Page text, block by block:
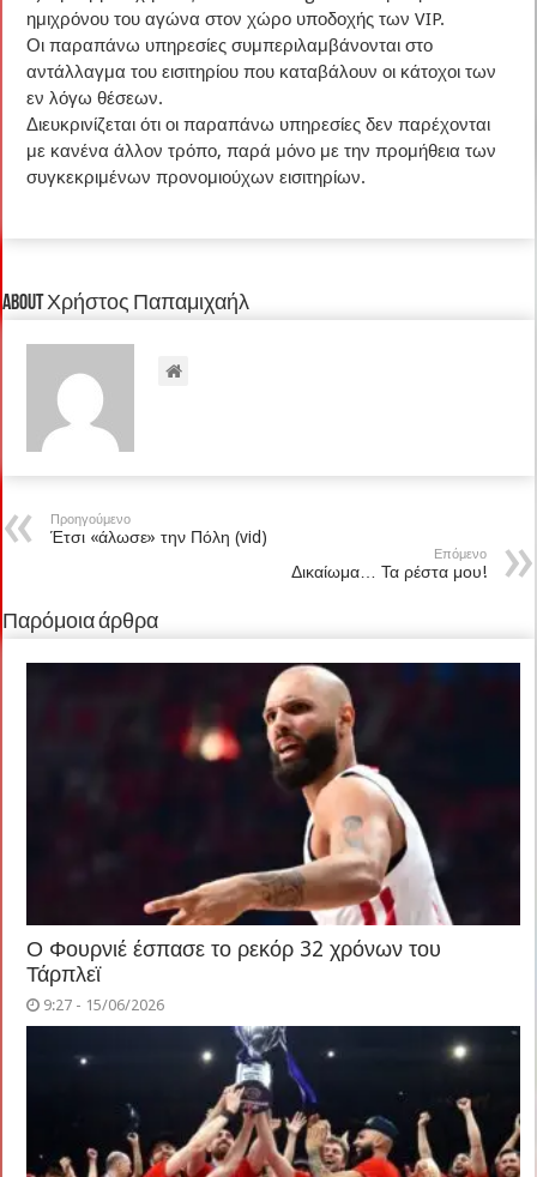
ημιχρόνου του αγώνα στον χώρο υποδοχής των VIP.
Οι παραπάνω υπηρεσίες συμπεριλαμβάνονται στο
αντάλλαγμα του εισιτηρίου που καταβάλουν οι κάτοχοι των
εν λόγω θέσεων.
Διευκρινίζεται ότι οι παραπάνω υπηρεσίες δεν παρέχονται
με κανένα άλλον τρόπο, παρά μόνο με την προμήθεια των
συγκεκριμένων προνομιούχων εισιτηρίων.
About Χρήστος Παπαμιχαήλ
Προηγούμενο
Έτσι «άλωσε» την Πόλη (vid)
Επόμενο
Δικαίωμα… Τα ρέστα μου!
Παρόμοια άρθρα
Ο Φουρνιέ έσπασε το ρεκόρ 32 χρόνων του
Τάρπλεϊ
9:27 - 15/06/2026